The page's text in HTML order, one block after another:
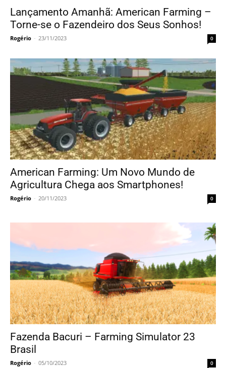
Lançamento Amanhã: American Farming –
Torne-se o Fazendeiro dos Seus Sonhos!
Rogério - 23/11/2023 0
American Farming: Um Novo Mundo de
Agricultura Chega aos Smartphones!
Rogério - 20/11/2023 0
Fazenda Bacuri – Farming Simulator 23
Brasil
Rogério - 05/10/2023 0